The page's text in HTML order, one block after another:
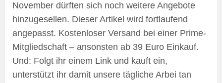
November dürften sich noch weitere Angebote
hinzugesellen. Dieser Artikel wird fortlaufend
angepasst. Kostenloser Versand bei einer Prime-
Mitgliedschaft – ansonsten ab 39 Euro Einkauf.
Und: Folgt ihr einem Link und kauft ein,
unterstützt ihr damit unsere tägliche Arbei tan